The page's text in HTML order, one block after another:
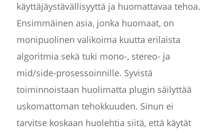
käyttäjäystävällisyyttä ja huomattavaa tehoa.
Ensimmäinen asia, jonka huomaat, on
monipuolinen valikoima kuutta erilaista
algoritmia sekä tuki mono-, stereo- ja
mid/side-prosessoinnille. Syvistä
toiminnoistaan huolimatta plugin säilyttää
uskomattoman tehokkuuden. Sinun ei
tarvitse koskaan huolehtia siitä, että käytät